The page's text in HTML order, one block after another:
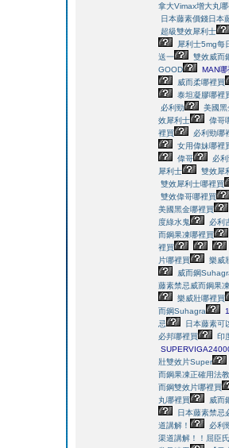
拿大Vimax增大丸
日本藤素價錢日本
超級雙效犀利士
犀利士5mg每
送一
雙效威而
GOOD
MAN哪
威而柔哪裡買
泰坦凝膠哪裡
必利勁
美國黑
效犀利士
偉哥
裡買
必利勁哪
女用偉妹哪裡
偉哥
必
犀利士
雙效犀
雙效犀利士哪裡買
雙效偉哥哪裡買
美國黑金哪裡買
度綠水鬼
必利
而鋼果凍哪裡買
裡買
片哪裡買
樂威
威而鋼
藤素禁忌威而鋼果
樂威壯哪裡買
而鋼Suhagra
忌
日本藤素可
必邦哪裡買
印
壯雙效片Super
而鋼果凍正確用法
而鋼雙效片哪裡買
丸哪裡買
威而
日本藤素禁忌
道講解！
必利
渠道講解！！ 屈臣